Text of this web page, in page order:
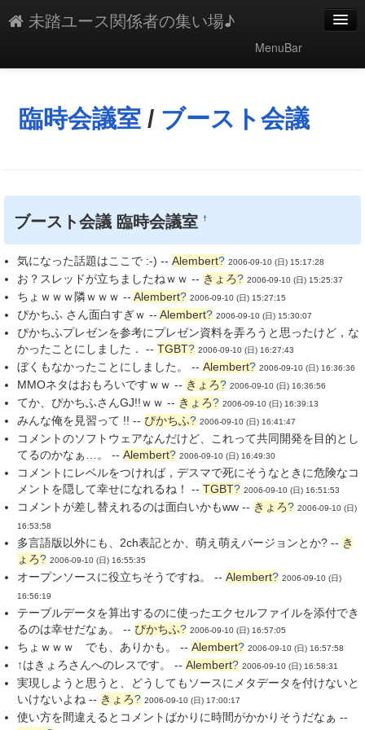
未踏ユース関係者の集い場♪
MenuBar
添付
最終更新
一覧
単語検索
臨時会議室 / ブースト会議
ブースト会議 臨時会議室†
気になった話題はここで :-) -- Alembert? 2006-09-10 (日) 15:17:28
お？スレッドが立ちましたねｗｗ -- きょろ? 2006-09-10 (日) 15:25:37
ちょｗｗｗ隣ｗｗｗ -- Alembert? 2006-09-10 (日) 15:27:15
ぴかちふ さん面白すぎｗ -- Alembert? 2006-09-10 (日) 15:30:07
ぴかちふプレゼンを参考にプレゼン資料を弄ろうと思ったけど，な
かったことにしました． -- TGBT? 2006-09-10 (日) 16:27:43
ぼくもなかったことにしました。 -- Alembert? 2006-09-10 (日) 16:36:36
MMOネタはおもろいですｗｗ -- きょろ? 2006-09-10 (日) 16:36:56
てか、ぴかちふさんGJ!!ｗｗ -- きょろ? 2006-09-10 (日) 16:39:13
みんな俺を見習って !! -- ぴかちふ? 2006-09-10 (日) 16:41:47
コメントのソフトウェアなんだけど、これって共同開発を目的とし
てるのかなぁ…。 -- Alembert? 2006-09-10 (日) 16:49:30
コメントにレベルをつければ，デスマで死にそうなときに危険なコ
メントを隠して幸せになれるね！ -- TGBT? 2006-09-10 (日) 16:51:53
コメントが差し替えれるのは面白いかもww -- きょろ? 2006-09-10 (日)
16:53:58
多言語版以外にも、2ch表記とか、萌え萌えバージョンとか? -- き
ょろ? 2006-09-10 (日) 16:55:35
オープンソースに役立ちそうですね。 -- Alembert? 2006-09-10 (日)
16:56:19
テーブルデータを算出するのに使ったエクセルファイルを添付でき
るのは幸せだなぁ。 -- ぴかちふ? 2006-09-10 (日) 16:57:05
ちょｗｗｗ でも、ありかも。 -- Alembert? 2006-09-10 (日) 16:57:58
↑はきょろさんへのレスです。 -- Alembert? 2006-09-10 (日) 16:58:31
実現しようと思うと、どうしてもソースにメタデータを付けないと
いけないよね -- きょろ? 2006-09-10 (日) 17:00:17
使い方を間違えるとコメントばかりに時間がかかりそうだなぁ --